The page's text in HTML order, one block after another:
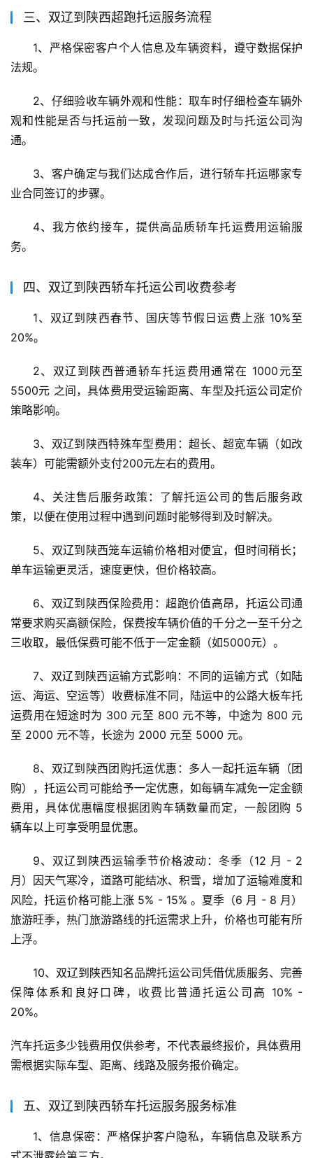
三、双辽到陕西超跑托运服务流程
1、严格保密客户个人信息及车辆资料，遵守数据保护
法规。
2、仔细验收车辆外观和性能：取车时仔细检查车辆外
观和性能是否与托运前一致，发现问题及时与托运公司沟
通。
3、客户确定与我们达成合作后，进行轿车托运哪家专
业合同签订的步骤。
4、我方依约接车，提供高品质轿车托运费用运输服
务。
四、双辽到陕西轿车托运公司收费参考
1、双辽到陕西春节、国庆等节假日运费上涨 10%至
20%。
2、双辽到陕西普通轿车托运费用通常在 1000元至
5500元 之间，具体费用受运输距离、车型及托运公司定价
策略影响。
3、双辽到陕西特殊车型费用：超长、超宽车辆（如改
装车）可能需额外支付200元左右的费用。
4、关注售后服务政策：了解托运公司的售后服务政
策，以便在使用过程中遇到问题时能够得到及时解决。
5、双辽到陕西笼车运输价格相对便宜，但时间稍长；
单车运输更灵活，速度更快，但价格较高。
6、双辽到陕西保险费用：超跑价值高昂，托运公司通
常要求购买高额保险，保费按车辆价值的千分之一至千分之
三收取，最低保费可能不低于一定金额（如5000元）。
7、双辽到陕西运输方式影响：不同的运输方式（如陆
运、海运、空运等）收费标准不同，陆运中的公路大板车托
运费用在短途时为 300 元至 800 元不等，中途为 800 元
至 2000 元不等，长途为 2000 元至 5000 元。
8、双辽到陕西团购托运优惠：多人一起托运车辆（团
购），托运公司可能给予一定优惠，如每辆车减免一定金额
费用，具体优惠幅度根据团购车辆数量而定，一般团购 5
辆车以上可享受明显优惠。
9、双辽到陕西运输季节价格波动：冬季（12 月 - 2
月）因天气寒冷，道路可能结冰、积雪，增加了运输难度和
风险，托运价格可能上涨 5% - 15% 。夏季（6 月 - 8 月）
旅游旺季，热门旅游路线的托运需求上升，价格也可能有所
上浮。
10、双辽到陕西知名品牌托运公司凭借优质服务、完善
保障体系和良好口碑，收费比普通托运公司高 10% -
20%。
汽车托运多少钱费用仅供参考，不代表最终报价，具体费用
需根据实际车型、距离、线路及服务报价确定。
五、双辽到陕西轿车托运服务服务标准
1、信息保密：严格保护客户隐私，车辆信息及联系方